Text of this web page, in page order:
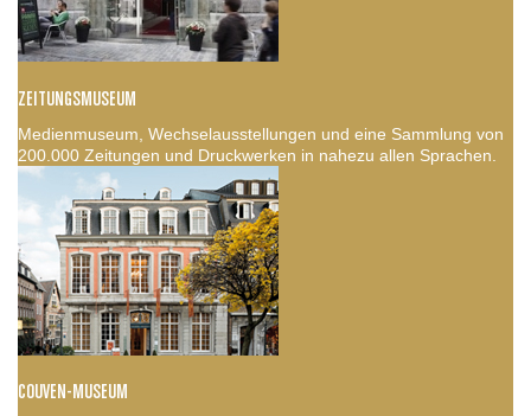
ZEITUNGSMUSEUM
Medienmuseum, Wechselausstellungen und eine Sammlung von
200.000 Zeitungen und Druckwerken in nahezu allen Sprachen.
COUVEN-MUSEUM